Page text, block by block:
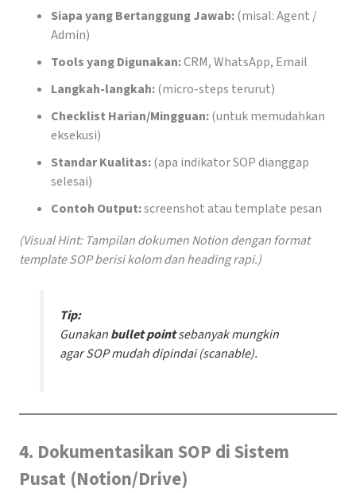
Siapa yang Bertanggung Jawab:(misal: Agent /
Admin)
Tools yang Digunakan:CRM, WhatsApp, Email
Langkah-langkah:(micro-steps terurut)
Checklist Harian/Mingguan:(untuk memudahkan
eksekusi)
Standar Kualitas:(apa indikator SOP dianggap
selesai)
Contoh Output:screenshot atau template pesan
(Visual Hint: Tampilan dokumen Notion dengan format
template SOP berisi kolom dan heading rapi.)
Tip:
Gunakanbullet pointsebanyak mungkin
agar SOP mudah dipindai (scanable).
4. Dokumentasikan SOP di Sistem
Pusat (Notion/Drive)